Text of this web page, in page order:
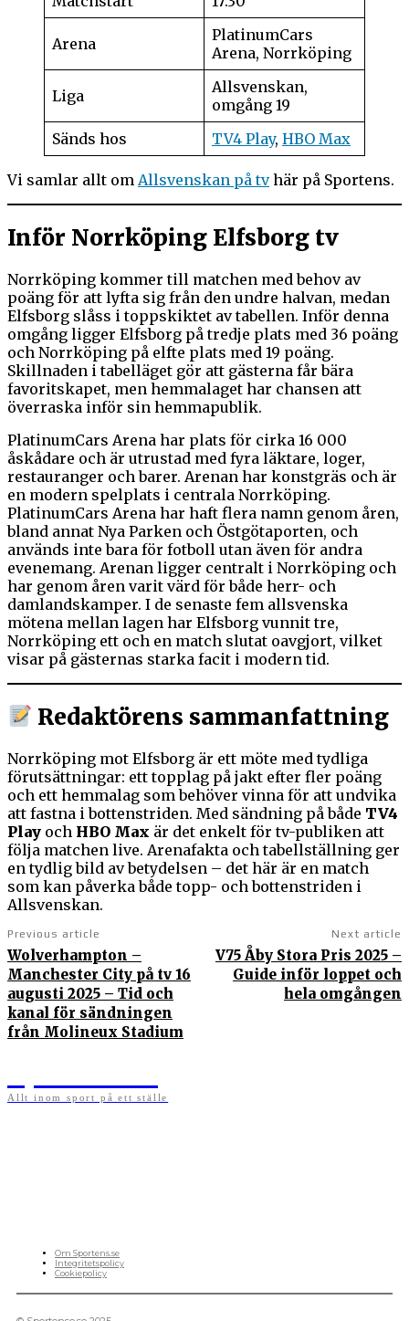
Arena
PlatinumCars
Arena, Norrköping
Liga
Allsvenskan,
omgång 19
Sänds hos
TV4 Play, HBO Max
Vi samlar allt om Allsvenskan på tvhär på Sportens.
Inför Norrköping Elfsborg tv
Norrköping kommer till matchen med behov av
poäng för att lyfta sig från den undre halvan, medan
Elfsborg slåss i toppskiktet av tabellen. Inför denna
omgång ligger Elfsborg på tredje plats med 36 poäng
och Norrköping på elfte plats med 19 poäng.
Skillnaden i tabelläget gör att gästerna får bära
favoritskapet, men hemmalaget har chansen att
överraska inför sin hemmapublik.
PlatinumCars Arena har plats för cirka 16 000
åskådare och är utrustad med fyra läktare, loger,
restauranger och barer. Arenan har konstgräs och är
en modern spelplats i centrala Norrköping.
PlatinumCars Arena har haft flera namn genom åren,
bland annat Nya Parken och Östgötaporten, och
används inte bara för fotboll utan även för andra
evenemang. Arenan ligger centralt i Norrköping och
har genom åren varit värd för både herr- och
damlandskamper. I de senaste fem allsvenska
mötena mellan lagen har Elfsborg vunnit tre,
Norrköping ett och en match slutat oavgjort, vilket
visar på gästernas starka facit i modern tid.
Redaktörens sammanfattning
Norrköping mot Elfsborg är ett möte med tydliga
förutsättningar: ett topplag på jakt efter fler poäng
och ett hemmalag som behöver vinna för att undvika
att fastna i bottenstriden. Med sändning på både TV4
Play och HBO Max är det enkelt för tv-publiken att
följa matchen live. Arena­fakta och tabellställning ger
en tydlig bild av betydelsen – det här är en match
som kan påverka både topp- och bottenstriden i
Allsvenskan.
Previous article
Wolverhampton –
Manchester City på tv 16
augusti 2025 – Tid och
kanal för sändningen
från Molineux Stadium
Next article
V75 Åby Stora Pris 2025 –
Guide inför loppet och
hela omgången
Allt inom sport på ett ställe
Om Sportens.se
Integritetspolicy
Cookiepolicy